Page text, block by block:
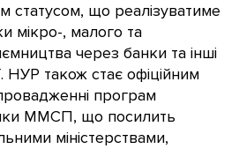
статусом, що реалізуватиме
мікро-, малого та
через банки та інші
НУР також стає офіційним
програм
ММСП, що посилить
міністерствами,